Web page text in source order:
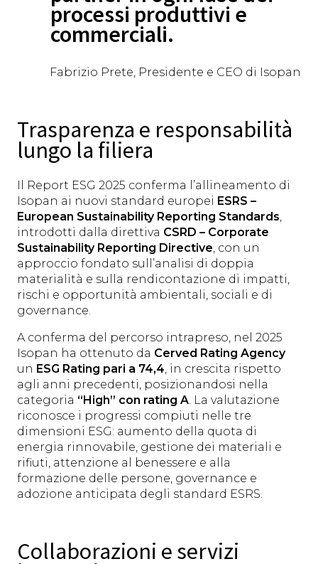
processi produttivi e
commerciali.
Fabrizio Prete, Presidente e CEO di Isopan
Trasparenza e responsabilità
lungo la filiera
Il Report ESG 2025 conferma l’allineamento di
Isopan ai nuovi standard europei ESRS –
European Sustainability Reporting Standards,
introdotti dalla direttiva CSRD – Corporate
Sustainability Reporting Directive, con un
approccio fondato sull’analisi di doppia
materialità e sulla rendicontazione di impatti,
rischi e opportunità ambientali, sociali e di
governance.
A conferma del percorso intrapreso, nel 2025
Isopan ha ottenuto da Cerved Rating Agency
un ESG Rating pari a 74,4, in crescita rispetto
agli anni precedenti, posizionandosi nella
categoria “High” con rating A. La valutazione
riconosce i progressi compiuti nelle tre
dimensioni ESG: aumento della quota di
energia rinnovabile, gestione dei materiali e
rifiuti, attenzione al benessere e alla
formazione delle persone, governance e
adozione anticipata degli standard ESRS.
Collaborazioni e servizi